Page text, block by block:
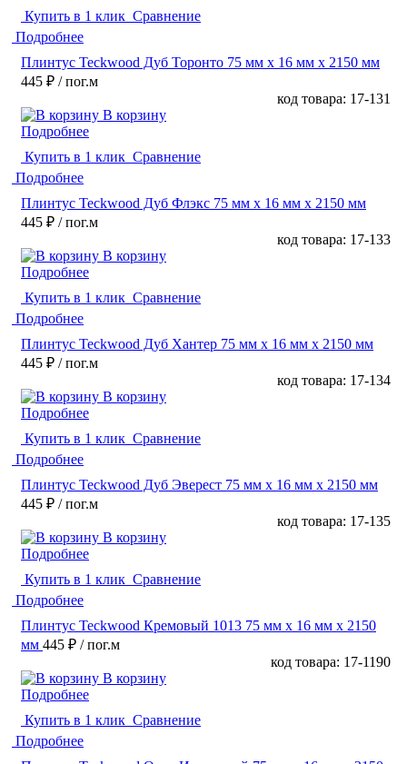
Купить в 1 клик Сравнение
Подробнее
Плинтус Teckwood Дуб Торонто 75 мм х 16 мм х 2150 мм
445 ₽ / пог.м
код товара: 17-131
В корзину
Подробнее
Купить в 1 клик Сравнение
Подробнее
Плинтус Teckwood Дуб Флэкс 75 мм х 16 мм х 2150 мм
445 ₽ / пог.м
код товара: 17-133
В корзину
Подробнее
Купить в 1 клик Сравнение
Подробнее
Плинтус Teckwood Дуб Хантер 75 мм х 16 мм х 2150 мм
445 ₽ / пог.м
код товара: 17-134
В корзину
Подробнее
Купить в 1 клик Сравнение
Подробнее
Плинтус Teckwood Дуб Эверест 75 мм х 16 мм х 2150 мм
445 ₽ / пог.м
код товара: 17-135
В корзину
Подробнее
Купить в 1 клик Сравнение
Подробнее
Плинтус Teckwood Кремовый 1013 75 мм х 16 мм х 2150
мм 445 ₽ / пог.м
код товара: 17-1190
В корзину
Подробнее
Купить в 1 клик Сравнение
Подробнее